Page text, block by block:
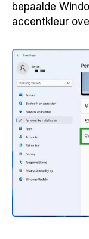
bepaalde
accentkleur